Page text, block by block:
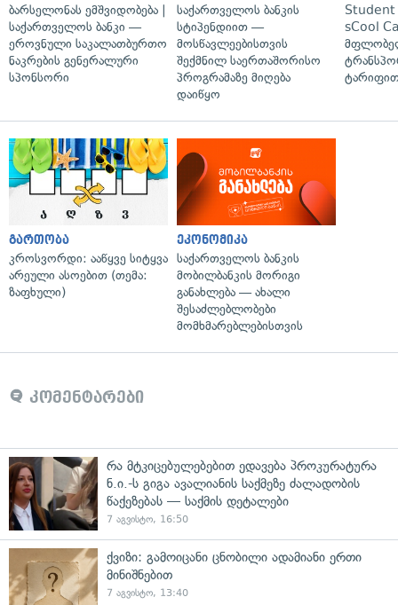
ბარსელონას ემშვიდობება |
საქართველოს ბანკი —
ეროვნული საკალათბურთო
ნაკრების გენერალური
სპონსორი
საქართველოს ბანკის
სტიპენდიით —
მოსწავლეებისთვის
შექმნილ საერთაშორისო
პროგრამაზე მიღება
დაიწყო
Student
sCool
გართობა
კროსვორდი: ააწყვე სიტყვა
არეული ასოებით (თემა:
ზაფხული)
ეკონომიკა
საქართველოს ბანკის
მობილბანკის მორიგი
განახლება — ახალი
შესაძლებლობები
მომხმარებლებისთვის
კომენტარები
რა მტკიცებულებებით ედავება პროკურატურა
ნ.ი.-ს გიგა ავალიანის საქმეზე ძალადობის
წაქეზებას — საქმის დეტალები
7 აგვისტო, 16:50
ქვიზი: გამოიცანი ცნობილი ადამიანი ერთი
მინიშნებით
7 აგვისტო, 13:40